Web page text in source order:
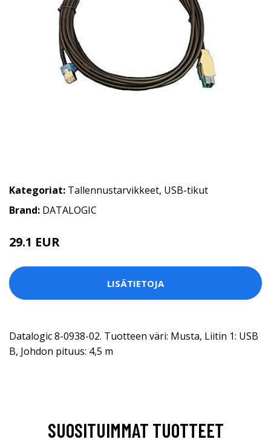
Kategoriat: Tallennustarvikkeet, USB-tikut
Brand: DATALOGIC
29.1 EUR
LISÄTIETOJA
Datalogic 8-0938-02. Tuotteen väri: Musta, Liitin 1: USB
B, Johdon pituus: 4,5 m
SUOSITUIMMAT TUOTTEET